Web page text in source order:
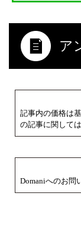
ア
記事内の価格は
の記事に関して
Domaniへのお問